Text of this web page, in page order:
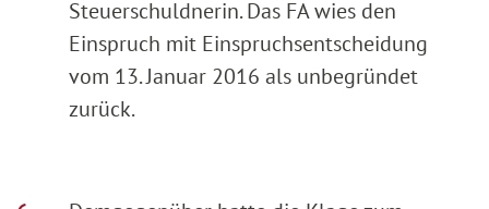
Steuerschuldnerin. Das FA wies den
Einspruch mit Einspruchsentscheidung
vom 13. Januar 2016 als unbegründet
zurück.